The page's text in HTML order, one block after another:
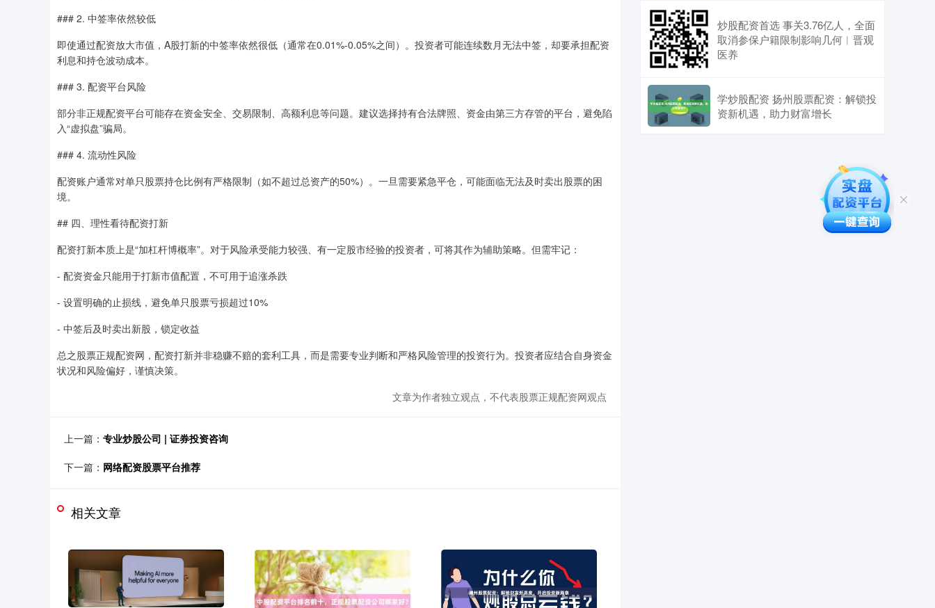
### 2. 中签率依然较低
即使通过配资放大市值，A股打新的中签率依然很低（通常在0.01%-0.05%之间）。投资者可能连续数月无法中签，却要承担配资
利息和持仓波动成本。
### 3. 配资平台风险
部分非正规配资平台可能存在资金安全、交易限制、高额利息等问题。建议选择持有合法牌照、资金由第三方存管的平台，避免陷
入“虚拟盘”骗局。
### 4. 流动性风险
配资账户通常对单只股票持仓比例有严格限制（如不超过总资产的50%）。一旦需要紧急平仓，可能面临无法及时卖出股票的困
境。
## 四、理性看待配资打新
配资打新本质上是“加杠杆博概率”。对于风险承受能力较强、有一定股市经验的投资者，可将其作为辅助策略。但需牢记：
- 配资资金只能用于打新市值配置，不可用于追涨杀跌
- 设置明确的止损线，避免单只股票亏损超过10%
- 中签后及时卖出新股，锁定收益
总之股票正规配资网，配资打新并非稳赚不赔的套利工具，而是需要专业判断和严格风险管理的投资行为。投资者应结合自身资金
状况和风险偏好，谨慎决策。
文章为作者独立观点，不代表股票正规配资网观点
上一篇： 专业炒股公司 | 证券投资咨询
下一篇： 网络配资股票平台推荐
相关文章
炒股配资首选 事关3.76亿人，全面
取消参保户籍限制影响几何︱晋观
医养
学炒股配资 扬州股票配资：解锁投
资新机遇，助力财富增长